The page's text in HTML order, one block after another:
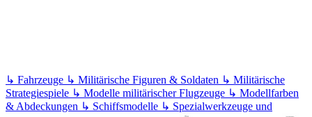
↳ Fahrzeuge ↳ Militärische Figuren & Soldaten ↳ Militärische
Strategiespiele ↳ Modelle militärischer Flugzeuge ↳ Modellfarben
& Abdeckungen ↳ Schiffsmodelle ↳ Spezialwerkzeuge und